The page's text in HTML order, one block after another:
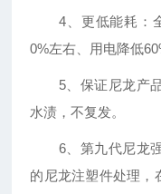
4、更低能耗：全
0%左右、用电降低
5、保证尼龙产品
水渍，不复发。
6、第九代尼龙强
的尼龙注塑件处理，